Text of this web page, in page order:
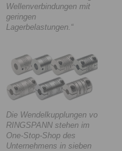
Wellenverbindungen mit
geringen
Lagerbelastungen.“
Die Wendelkupplungen von
RINGSPANN stehen im
One-Stop-Shop des
Unternehmens in sieben